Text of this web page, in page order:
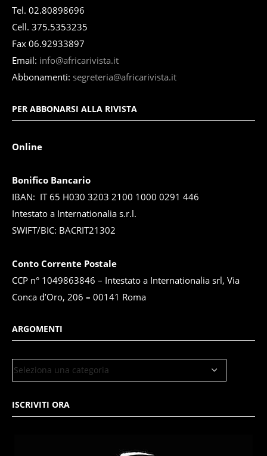
Tel. 02.80898696
Cell. 375.5353235
Fax 06.92933897
Email: info@africarivista.it
Abbonamenti: segreteria@africarivista.it
PER ABBONARSI ALLA RIVISTA
Online
Bonifico Bancario
IBAN: IT 65 H030 3203 2100 1000 0291 446
Intestato a Internationalia s.r.l.
SWIFT/BIC: BACRIT21302
Conto Corrente Postale
CCP n° 1049863846 – Intestato a Internationalia srl, Via
Conca d’Oro, 206 – 00141 Roma
ARGOMENTI
ISCRIVITI ORA